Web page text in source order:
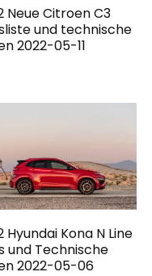
Neue Citroen C3
und technische
2022-05-11
Hyundai Kona N Line
und Technische
2022-05-06